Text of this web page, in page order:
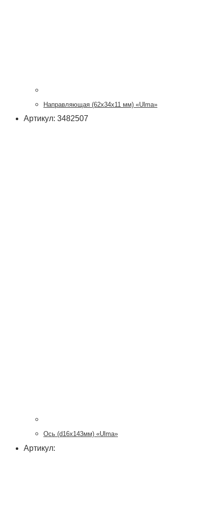
Направляющая (62х34х11 мм) «Ulma»
Артикул: 3482507
Ось (d16x143мм) «Ulma»
Артикул: